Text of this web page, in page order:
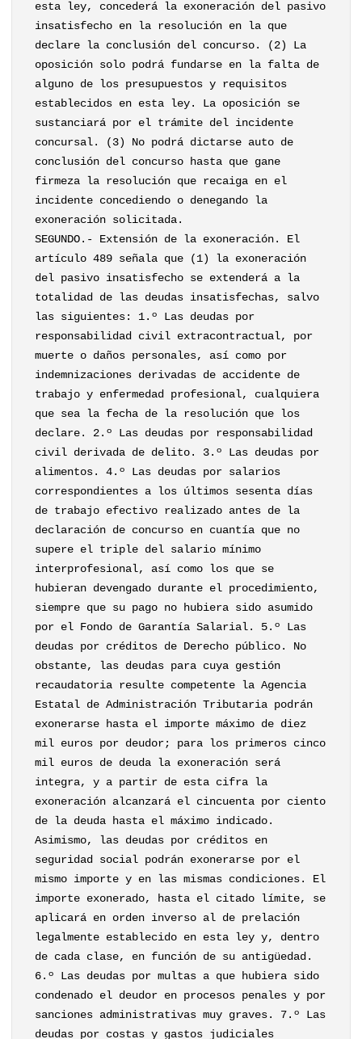
esta ley, concederá la exoneración del pasivo
insatisfecho en la resolución en la que
declare la conclusión del concurso. (2) La
oposición solo podrá fundarse en la falta de
alguno de los presupuestos y requisitos
establecidos en esta ley. La oposición se
sustanciará por el trámite del incidente
concursal. (3) No podrá dictarse auto de
conclusión del concurso hasta que gane
firmeza la resolución que recaiga en el
incidente concediendo o denegando la
exoneración solicitada.
SEGUNDO.- Extensión de la exoneración. El
artículo 489 señala que (1) la exoneración
del pasivo insatisfecho se extenderá a la
totalidad de las deudas insatisfechas, salvo
las siguientes: 1.º Las deudas por
responsabilidad civil extracontractual, por
muerte o daños personales, así como por
indemnizaciones derivadas de accidente de
trabajo y enfermedad profesional, cualquiera
que sea la fecha de la resolución que los
declare. 2.º Las deudas por responsabilidad
civil derivada de delito. 3.º Las deudas por
alimentos. 4.º Las deudas por salarios
correspondientes a los últimos sesenta días
de trabajo efectivo realizado antes de la
declaración de concurso en cuantía que no
supere el triple del salario mínimo
interprofesional, así como los que se
hubieran devengado durante el procedimiento,
siempre que su pago no hubiera sido asumido
por el Fondo de Garantía Salarial. 5.º Las
deudas por créditos de Derecho público. No
obstante, las deudas para cuya gestión
recaudatoria resulte competente la Agencia
Estatal de Administración Tributaria podrán
exonerarse hasta el importe máximo de diez
mil euros por deudor; para los primeros cinco
mil euros de deuda la exoneración será
integra, y a partir de esta cifra la
exoneración alcanzará el cincuenta por ciento
de la deuda hasta el máximo indicado.
Asimismo, las deudas por créditos en
seguridad social podrán exonerarse por el
mismo importe y en las mismas condiciones. El
importe exonerado, hasta el citado límite, se
aplicará en orden inverso al de prelación
legalmente establecido en esta ley y, dentro
de cada clase, en función de su antigüedad.
6.º Las deudas por multas a que hubiera sido
condenado el deudor en procesos penales y por
sanciones administrativas muy graves. 7.º Las
deudas por costas y gastos judiciales